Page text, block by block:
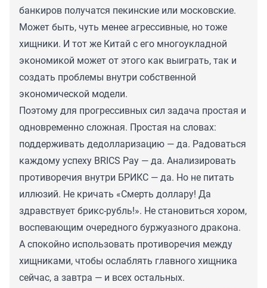
банкиров получатся пекинские или московские.
Может быть, чуть менее агрессивные, но тоже
хищники. И тот же Китай с его многоукладной
экономикой может от этого как выиграть, так и
создать проблемы внутри собственной
экономической модели.
Поэтому для прогрессивных сил задача простая и
одновременно сложная. Простая на словах:
поддерживать дедолларизацию — да. Радоваться
каждому успеху BRICS Pay — да. Анализировать
противоречия внутри БРИКС — да. Но не питать
иллюзий. Не кричать «Смерть доллару! Да
здравствует брикс-рубль!». Не становиться хором,
воспевающим очередного буржуазного дракона.
А спокойно использовать противоречия между
хищниками, чтобы ослаблять главного хищника
сейчас, а завтра — и всех остальных.